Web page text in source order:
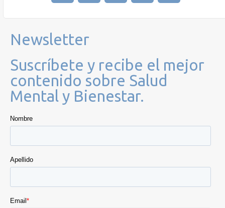
Newsletter
Suscríbete y recibe el mejor
contenido sobre Salud
Mental y Bienestar.